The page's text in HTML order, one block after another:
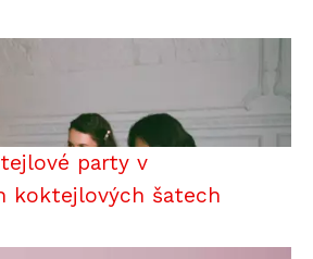
party v
koktejlových šatech